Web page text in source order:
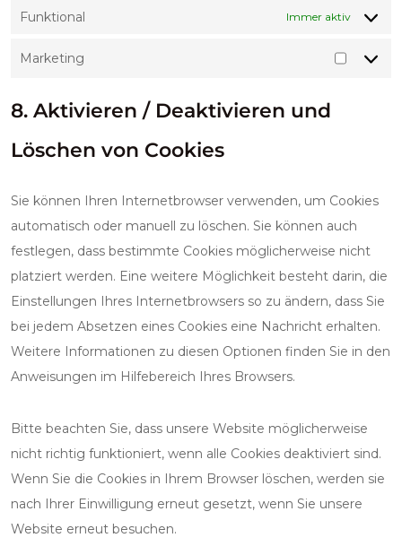
Funktional Immer aktiv
Marketing
8. Aktivieren / Deaktivieren und
Löschen von Cookies
Sie können Ihren Internetbrowser verwenden, um Cookies
automatisch oder manuell zu löschen. Sie können auch
festlegen, dass bestimmte Cookies möglicherweise nicht
platziert werden. Eine weitere Möglichkeit besteht darin, die
Einstellungen Ihres Internetbrowsers so zu ändern, dass Sie
bei jedem Absetzen eines Cookies eine Nachricht erhalten.
Weitere Informationen zu diesen Optionen finden Sie in den
Anweisungen im Hilfebereich Ihres Browsers.
Bitte beachten Sie, dass unsere Website möglicherweise
nicht richtig funktioniert, wenn alle Cookies deaktiviert sind.
Wenn Sie die Cookies in Ihrem Browser löschen, werden sie
nach Ihrer Einwilligung erneut gesetzt, wenn Sie unsere
Website erneut besuchen.